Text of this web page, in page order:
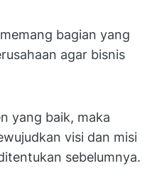
bagian yang
agar bisnis
yang baik, maka
visi dan misi
sebelumnya.